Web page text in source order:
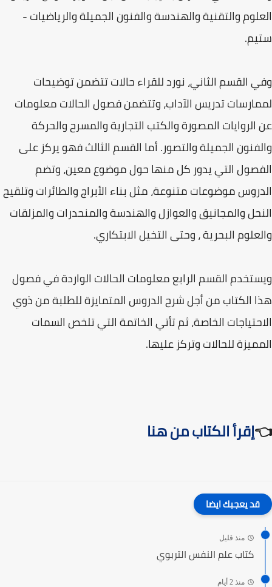
العلوم والتقنية والهندسة والفنون الجميلة والرياضيات -
ستيم.
وفي القسم الثاني، نورد للقراء حالات تتضمن توضيحات
لممارسات تدريس الآداب، وتتضمن فصول الحالات معلومات
عن الروايات المصورة والكتب التجارية والمسرح والحركة
والفنون الجميلة والتصور. أما القسم الثالث فهو يركز على
الفصول التي يدور كل منها حول موضوع معين، وتضم
الدروس موضوعات متنوعة، مثل بناء الأبراج والطائرات وتلقيح
النحل والمجانيق والعوازل والهندسة والمنحدرات والمزلقات
والعلوم البحرية ، وحتى التخيل الابتكاري.
ويستخدم القسم الرابع معلومات الحالات الواردة في فصول
هذا الكتاب من أجل شرح الدروس المتمايزة للطلبة من ذوي
الاحتياجات الخاصة، ثم تأتي الخاتمة التي تلخص السمات
المميزة للحالات وتركز عليها.
👈إقرأ الكتاب من هنا
قد يعجبك ايضا
منذ قليل
كتاب علم النفس التربوي
منذ 2 أيام